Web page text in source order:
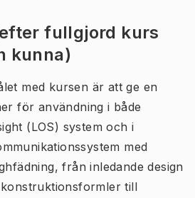
fullgjord kurs
kunna)
med kursen är att ge en
för användning i både
(LOS) system och i
med
från inledande design
till